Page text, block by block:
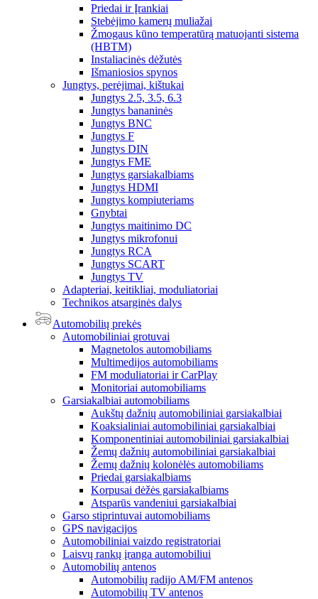
Priedai ir Įrankiai
Stebėjimo kamerų muliažai
Žmogaus kūno temperatūrą matuojanti sistema
(HBTM)
Instaliacinės dėžutės
Išmaniosios spynos
Jungtys, perėjimai, kištukai
Jungtys 2.5, 3.5, 6.3
Jungtys bananinės
Jungtys BNC
Jungtys F
Jungtys DIN
Jungtys FME
Jungtys garsiakalbiams
Jungtys HDMI
Jungtys kompiuteriams
Gnybtai
Jungtys maitinimo DC
Jungtys mikrofonui
Jungtys RCA
Jungtys SCART
Jungtys TV
Adapteriai, keitikliai, moduliatoriai
Technikos atsarginės dalys
Automobilių prekės
Automobiliniai grotuvai
Magnetolos automobiliams
Multimedijos automobiliams
FM moduliatoriai ir CarPlay
Monitoriai automobiliams
Garsiakalbiai automobiliams
Aukštų dažnių automobiliniai garsiakalbiai
Koaksialiniai automobiliniai garsiakalbiai
Komponentiniai automobiliniai garsiakalbiai
Žemų dažnių automobiliniai garsiakalbiai
Žemų dažnių kolonėlės automobiliams
Priedai garsiakalbiams
Korpusai dėžės garsiakalbiams
Atsparūs vandeniui garsiakalbiai
Garso stiprintuvai automobiliams
GPS navigacijos
Automobiliniai vaizdo registratoriai
Laisvų rankų įranga automobiliui
Automobilių antenos
Automobilių radijo AM/FM antenos
Automobilių TV antenos